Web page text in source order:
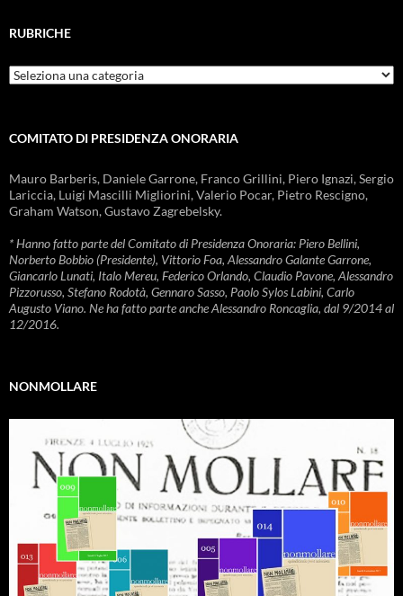
RUBRICHE
Rubriche
COMITATO DI PRESIDENZA ONORARIA
Mauro Barberis, Daniele Garrone, Franco Grillini, Piero Ignazi, Sergio
Lariccia, Luigi Mascilli Migliorini, Valerio Pocar, Pietro Rescigno,
Graham Watson, Gustavo Zagrebelsky.
* Hanno fatto parte del Comitato di Presidenza Onoraria: Piero Bellini,
Norberto Bobbio (Presidente), Vittorio Foa, Alessandro Galante Garrone,
Giancarlo Lunati, Italo Mereu, Federico Orlando, Claudio Pavone, Alessandro
Pizzorusso, Stefano Rodotà, Gennaro Sasso, Paolo Sylos Labini, Carlo
Augusto Viano. Ne ha fatto parte anche Alessandro Roncaglia, dal 9/2014 al
12/2016.
NONMOLLARE